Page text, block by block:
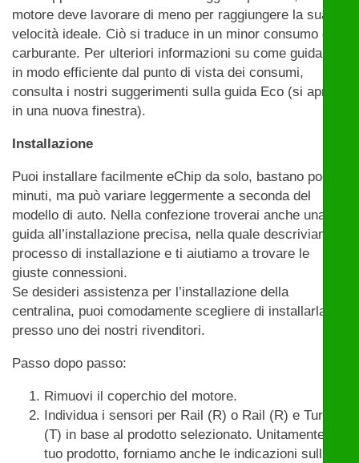
motore deve lavorare di meno per raggiungere la sua
velocità ideale. Ciò si traduce in un minor consumo di
carburante. Per ulteriori informazioni su come guidare
in modo efficiente dal punto di vista dei consumi,
consulta i nostri suggerimenti sulla guida Eco (si apre
in una nuova finestra).
Installazione
Puoi installare facilmente eChip da solo, bastano pochi
minuti, ma può variare leggermente a seconda del
modello di auto. Nella confezione troverai anche una
guida all’installazione precisa, nella quale descriviamo il
processo di installazione e ti aiutiamo a trovare le
giuste connessioni.
Se desideri assistenza per l’installazione della
centralina, puoi comodamente scegliere di installarla
presso uno dei nostri rivenditori.
Passo dopo passo:
Rimuovi il coperchio del motore.
Individua i sensori per Rail (R) o Rail (R) e Turbo
(T) in base al prodotto selezionato. Unitamente al
tuo prodotto, forniamo anche le indicazioni sulla